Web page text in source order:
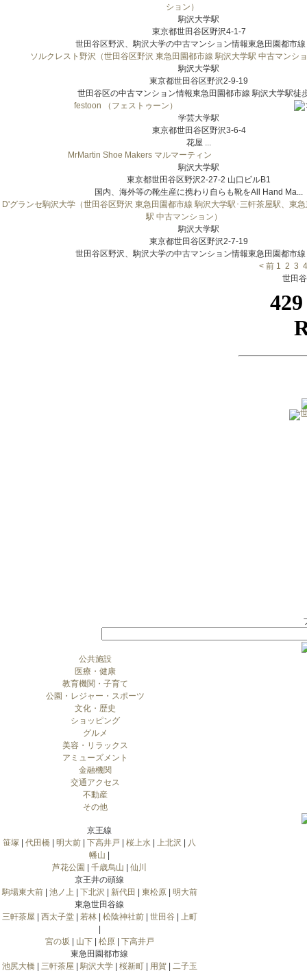
ション）
駒沢大学駅
東京都世田谷区野沢4-1-7
世田谷区野沢、駒沢大学の中古マンション情報東急田園都市線
ソルクレスト野沢（世田谷区野沢 東急田園都市線 駒沢大学駅 中古マンシ
駒沢大学駅
東京都世田谷区野沢2-9-19
世田谷区の中古マンション情報東急田園都市線 駒沢大学駅徒
festoon （フェストゥーン）
学芸大学駅
東京都世田谷区野沢3-6-4
花屋 ...
MrMartin Shoe Makers マルマーティン
駒沢大学駅
東京都世田谷区野沢2-27-2 山口ビルB1
国内、海外等の靴生産に携わり自らも靴をAll Hand Ma...
D'グランセ駒沢大学（世田谷区野沢 東急田園都市線 駒沢大学駅･三軒茶屋駅、東
駅 中古マンション）
駒沢大学駅
東京都世田谷区野沢2-7-19
世田谷区野沢、駒沢大学の中古マンション情報東急田園都市線
< 前 1 2 3 4
世田
公共施設
医療・健康
教育機関・子育て
公園・レジャー・スポーツ
文化・歴史
ショッピング
グルメ
美容・リラックス
アミューズメント
金融機関
交通アクセス
不動産
その他
京王線
笹塚
代田橋 明大前 下高井戸 桜上水 上北沢
八
幡山
芦花公園
千歳烏山
仙川
京王井の頭線
駒場東大前| 池ノ上 下北沢 新代田 東松原| 明大前
東急世田谷線
三軒茶屋
西太子堂| 若林| 松陰神社前| 世田谷
上町
宮の坂
山下| 松原| 下高井戸
東急田園都市線
池尻大橋| 三軒茶屋 駒沢大学| 桜新町| 用賀| 二子玉